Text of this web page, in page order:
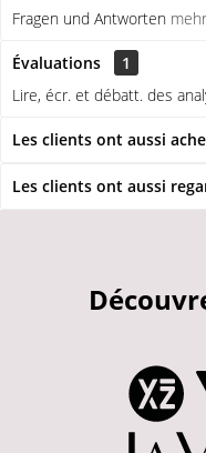
Fragen und Antworten mehr
Évaluations
1
Lire, écr. et débatt. des
Les clients ont aussi
Les clients ont aussi